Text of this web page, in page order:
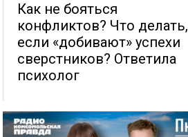
Как не бояться
конфликтов? Что делать,
если «добивают» успехи
сверстников? Ответила
психолог